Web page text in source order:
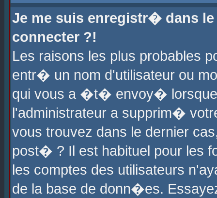
Je me suis enregistr� dans
connecter ?!
Les raisons les plus probables
entr� un nom d'utilisateur ou
qui vous a �t� envoy�
l'administrateur a supprim�
vous trouvez dans le dernier
post� ? Il est habituel pour les
les comptes des utilisateurs
de la base de donn�es.